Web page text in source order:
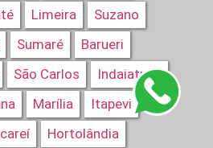
Limeira
Suzano
Sumaré
Barueri
São Carlos
Indaiatuba
Marília
Itapevi
Hortolândia